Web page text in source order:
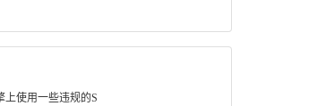
上使用一些违规的S